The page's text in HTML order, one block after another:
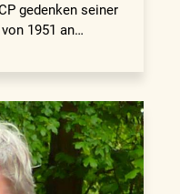
gedenken seiner
1951 an…